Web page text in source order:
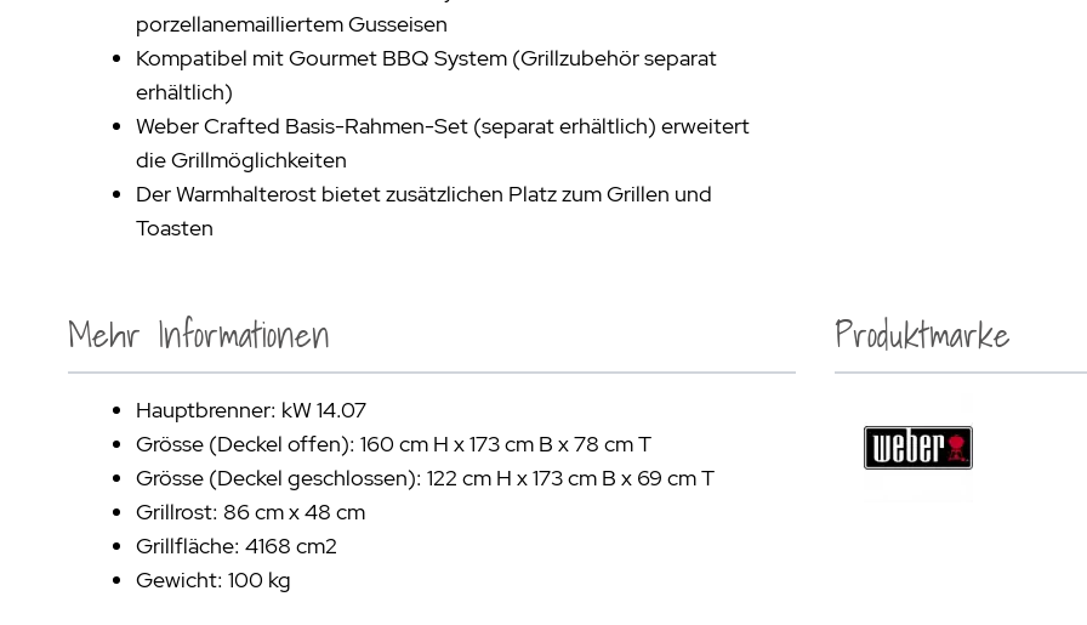
porzellanemailliertem Gusseisen
Kompatibel mit Gourmet BBQ System (Grillzubehör separat
erhältlich)
Weber Crafted Basis-Rahmen-Set (separat erhältlich) erweitert
die Grillmöglichkeiten
Der Warmhalterost bietet zusätzlichen Platz zum Grillen und
Toasten
Mehr Informationen
Hauptbrenner: kW 14.07
Grösse (Deckel offen): 160 cm H x 173 cm B x 78 cm T
Grösse (Deckel geschlossen): 122 cm H x 173 cm B x 69 cm T
Grillrost: 86 cm x 48 cm
Grillfläche: 4168 cm2
Gewicht: 100 kg
Produktmarke